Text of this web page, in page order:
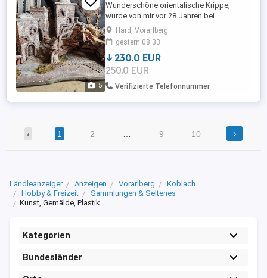
5
Wunderschöne orientalische Krippe,
wurde von mir vor 28 Jahren bei
Krippenbauverein Hard gebaut. Sie trägt
die Nummer 84. Die Krippe ist ca. 70x60
cm und rund 45 cm hoch. Sie ist mit 8
Lampen beleuchtet und in einem guten
Zustand. Ich würde mich freuen, wenn ich
die Krippe an eine Liebhaber weitergeben
...
Hard, Vorarlberg
gestern 08:33
230.0 EUR
250.0 EUR
Verifizierte Telefonnummer
‹ 1 2 9 10 ›
Ländleanzeiger Anzeigen Vorarlberg
Koblach
Hobby & Freizeit
Sammlungen & Seltenes
Kunst, Gemälde, Plastik
Kategorien
Bundesländer